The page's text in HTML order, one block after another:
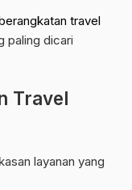
travel
paling dicari
Travel
layanan yang